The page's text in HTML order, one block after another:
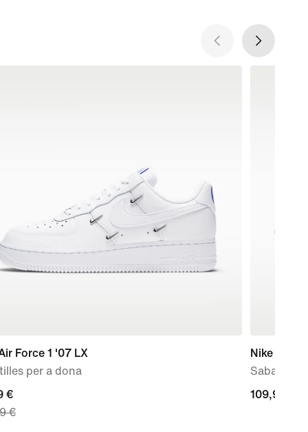
Force 1 '07 LX
per a dona
€
€
Nike
Sabatilles
109,99 €
109,99 €